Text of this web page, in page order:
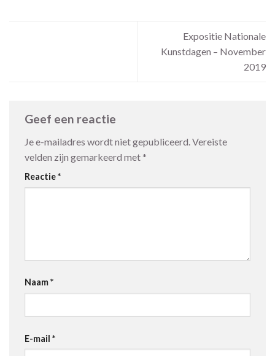
Expositie Nationale
Kunstdagen – November
2019
Geef een reactie
Je e-mailadres wordt niet gepubliceerd.Vereiste
velden zijn gemarkeerd met *
Reactie*
Naam*
E-mail *